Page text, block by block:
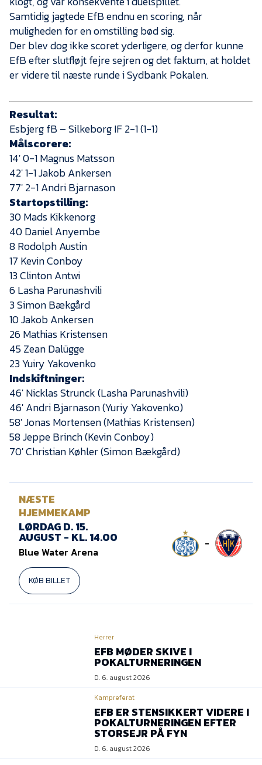
Samtidig jagtede EfB endnu en scoring, når
muligheden for en omstilling bød sig.
Der blev dog ikke scoret yderligere, og derfor kunne
EfB efter slutfløjt fejre sejren og det faktum, at holdet
er videre til næste runde i Sydbank Pokalen.
Resultat:
Esbjerg fB – Silkeborg IF 2-1 (1-1)
Målscorere:
14′ 0-1 Magnus Matsson
42′ 1-1 Jakob Ankersen
77′ 2-1 Andri Bjarnason
Startopstilling:
30 Mads Kikkenorg
40 Daniel Anyembe
8 Rodolph Austin
17 Kevin Conboy
13 Clinton Antwi
6 Lasha Parunashvili
3 Simon Bækgård
10 Jakob Ankersen
26 Mathias Kristensen
45 Zean Dalügge
23 Yuiry Yakovenko
Indskiftninger:
46′ Nicklas Strunck (Lasha Parunashvili)
46′ Andri Bjarnason (Yuriy Yakovenko)
58′ Jonas Mortensen (Mathias Kristensen)
58 Jeppe Brinch (Kevin Conboy)
70′ Christian Køhler (Simon Bækgård)
NÆSTE
HJEMMEKAMP
LØRDAG D. 15.
AUGUST - KL. 14.00
Blue Water Arena
KØB BILLET
-
Herrer
EFB MØDER SKIVE I
POKALTURNERINGEN
D. 6. august 2026
Kampreferat
EFB ER STENSIKKERT VIDERE I
POKALTURNERINGEN EFTER
STORSEJR PÅ FYN
D. 6. august 2026